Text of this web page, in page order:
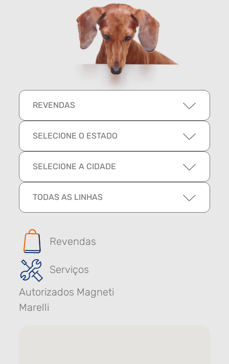
REVENDAS
SELECIONE O ESTADO
SELECIONE A CIDADE
TODAS AS LINHAS
Revendas
Serviços
Autorizados Magneti
Marelli